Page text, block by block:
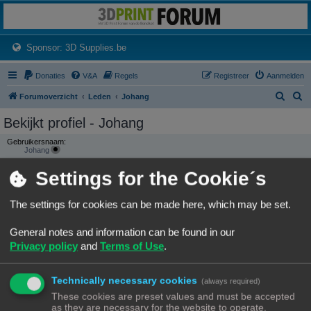
Het 3D print forum van de Benelux na de sluiting van 3dprintforum.nl
Sponsor: 3D Supplies.be(Opens a new tab)
Donaties V&A Regels Aanmelden
Registreer
Forumoverzicht Leden Johang
Bekijkt profiel - Johang
Gebruikersnaam:
Johang
Locatie:
GEBRUIKERSSTATISTIEKEN
Flag:
Lid geworden op:
10/01/23, 23:22
Laatst actief:
12/07/26, 22:32
Settings for the Cookie´s
The settings for cookies can be made here, which may be set.
General notes and information can be found in our
Privacy policy and Terms of Use.
Technically necessary cookies (always required)
These cookies are preset values and must be accepted
as they are necessary for the website to operate.